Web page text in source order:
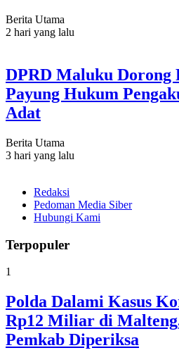
Berita Utama
2 hari yang lalu
DPRD Maluku Dorong
Payung Hukum
Adat
Berita Utama
3 hari yang lalu
Redaksi
Pedoman Media Siber
Hubungi Kami
Terpopuler
1
Polda Dalami Kasus
Rp12 Miliar di
Pemkab Diperiksa